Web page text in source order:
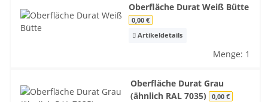
Oberfläche Durat Weiß Bütte
0,00 €
Artikeldetails
Menge: 1
Oberfläche Durat Grau
(ähnlich RAL 7035)
0,00 €